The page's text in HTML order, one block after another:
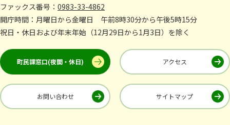
ファックス番号： 0983-33-4862
開庁時間：月曜日から金曜日 午前8時30分から午後5時15分
祝日・休日および年末年始（12月29日から1月3日）を除く
町民課窓口(夜間・休日) アクセス
お問い合わせ サイトマップ